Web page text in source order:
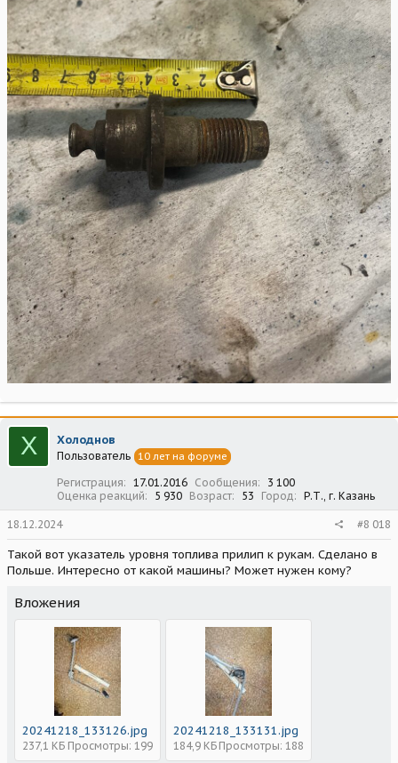
Х Холоднов
Пользователь 10 лет на форуме
Регистрация 17.01.2016 Сообщения
3 100
Оценка реакций
5 930 Возраст 53 Город Р.Т., г. Казань
18.12.2024 #8 018
Такой вот указатель уровня топлива прилип к рукам. Сделано в
Польше. Интересно от какой машины? Может нужен кому?
Вложения
20241218_133126.jpg
237,1 КБ Просмотры: 199
20241218_133131.jpg
184,9 КБ Просмотры: 188